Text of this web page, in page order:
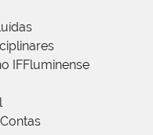
IFFluminense